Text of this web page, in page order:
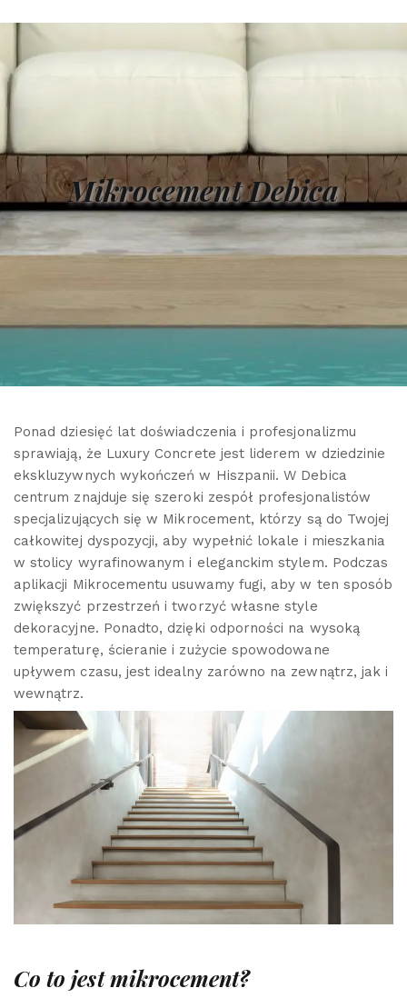
Mikrocement Debica
Ponad dziesięć lat doświadczenia i profesjonalizmu
sprawiają, że Luxury Concrete jest liderem w dziedzinie
ekskluzywnych wykończeń w Hiszpanii. W Debica
centrum znajduje się szeroki zespół profesjonalistów
specjalizujących się w Mikrocement, którzy są do Twojej
całkowitej dyspozycji, aby wypełnić lokale i mieszkania
w stolicy wyrafinowanym i eleganckim stylem. Podczas
aplikacji Mikrocementu usuwamy fugi, aby w ten sposób
zwiększyć przestrzeń i tworzyć własne style
dekoracyjne. Ponadto, dzięki odporności na wysoką
temperaturę, ścieranie i zużycie spowodowane
upływem czasu, jest idealny zarówno na zewnątrz, jak i
wewnątrz.
Co to jest mikrocement?